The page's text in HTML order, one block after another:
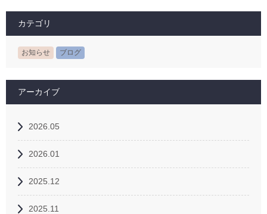
カテゴリ
お知らせ ブログ
アーカイブ
2026.05
2026.01
2025.12
2025.11